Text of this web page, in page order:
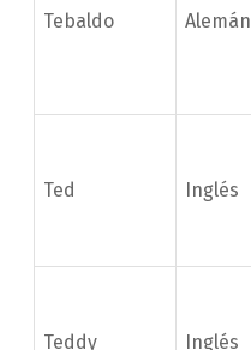
Tebaldo Alemán
Ted Inglés
Teddy Inglés